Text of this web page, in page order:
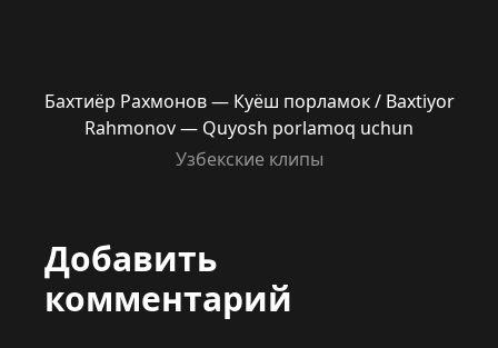
Бахтиёр Рахмонов — Куёш порламок / Baxtiyor
Rahmonov — Quyosh porlamoq uchun
Узбекские клипы
Добавить
комментарий